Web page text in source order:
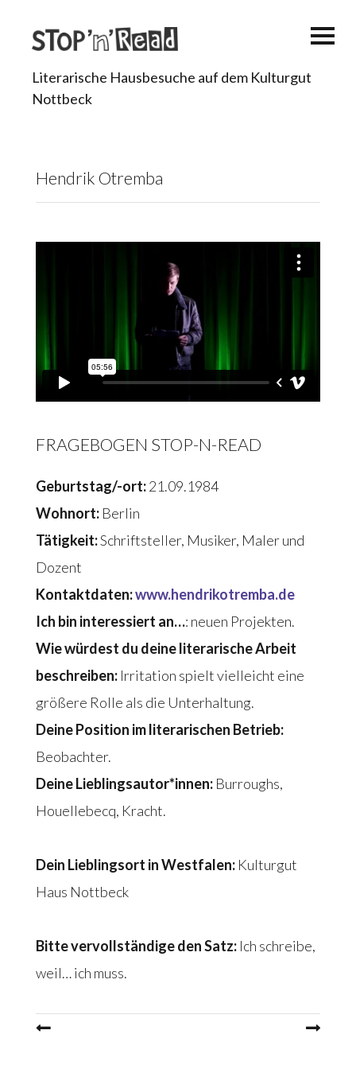
Literarische Hausbesuche auf dem Kulturgut
Nottbeck
Hendrik Otremba
FRAGEBOGEN STOP-N-READ
Geburtstag/-ort:21.09.1984
Wohnort:Berlin
Tätigkeit:Schriftsteller, Musiker, Maler und
Dozent
Kontaktdaten:www.hendrikotremba.de
Ich bin interessiert an…: neuen Projekten.
Wie würdest du deine literarische Arbeit
beschreiben:Irritation spielt vielleicht eine
größere Rolle als die Unterhaltung.
Deine Position im literarischen Betrieb:
Beobachter.
Deine Lieblingsautor*innen:Burroughs,
Houellebecq, Kracht.
Dein Lieblingsort in Westfalen:Kulturgut
Haus Nottbeck
Bitte vervollständige den Satz:Ich schreibe,
weil… ich muss.
Beitragsnavigation